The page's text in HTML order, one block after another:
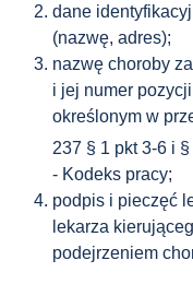
dane
(nazwę, adres);
nazwę choroby
i jej numer
określonym w
237 § 1 pkt 3-6 i §
- Kodeks pracy;
podpis i pieczęć
lekarza
podejrzeniem